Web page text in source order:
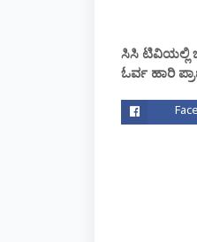
ಸಿಸಿ ಟಿವಿಯಲ್ಲಿ
ಓರ್ವ ಹಾರಿ